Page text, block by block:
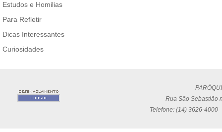
Estudos e Homilias
Para Refletir
Dicas Interessantes
Curiosidades
Rua São Sebastião
Telefone: (14) 3626-